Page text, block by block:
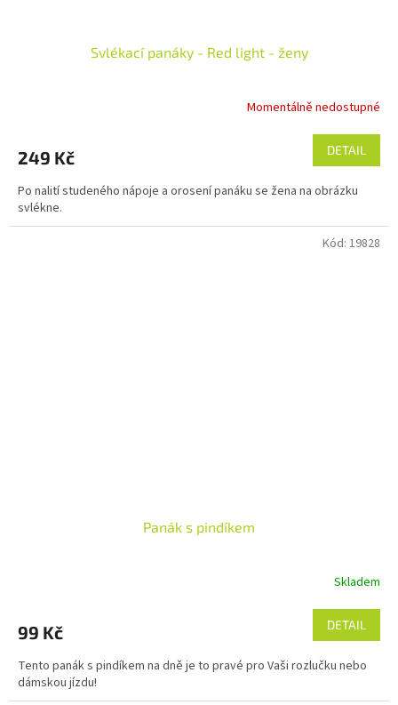
Svlékací panáky - Red light - ženy
je
z
5
hvězdiček.
Momentálně nedostupné
249 Kč DETAIL
Po nalití studeného nápoje a orosení panáku se žena na obrázku
svlékne.
Panák s pindíkem
Skladem
99 Kč DETAIL
Tento panák s pindíkem na dně je to pravé pro Vaši rozlučku nebo
dámskou jízdu!
Kód: 19828